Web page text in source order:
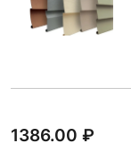
1386.00 ₽